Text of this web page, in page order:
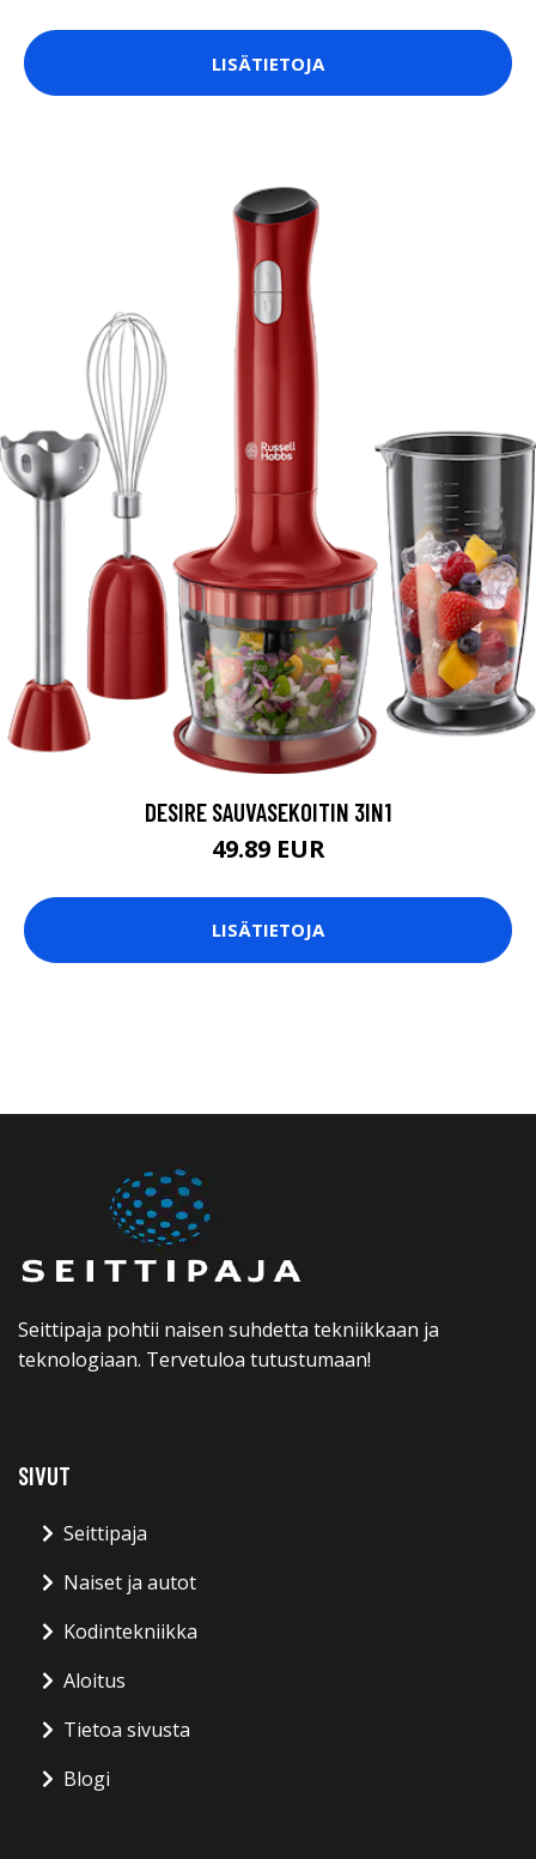
LISÄTIETOJA
DESIRE SAUVASEKOITIN 3IN1
49.89 EUR
LISÄTIETOJA
Seittipaja pohtii naisen suhdetta tekniikkaan ja
teknologiaan. Tervetuloa tutustumaan!
SIVUT
Seittipaja
Naiset ja autot
Kodintekniikka
Aloitus
Tietoa sivusta
Blogi